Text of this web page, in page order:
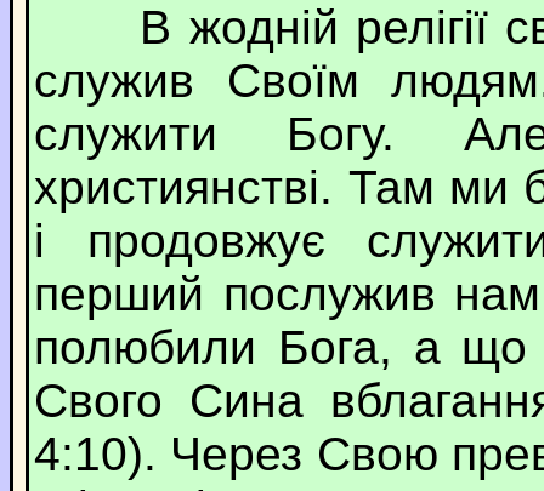
В жодній релігії
служив Своїм
служити Богу.
християнстві. Там ми
і продовжує
перший послужив
полюбили Бога, а що
Свого Сина
4:10). Через Свою